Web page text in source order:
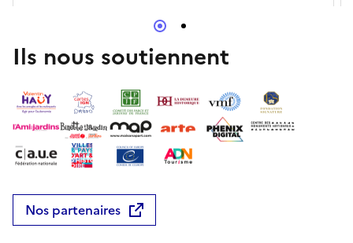
Ils nous soutiennent
Nos partenaires